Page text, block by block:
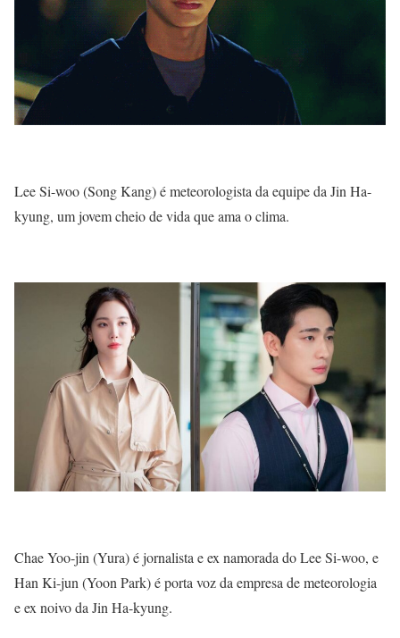
Lee Si-woo (Song Kang) é meteorologista da equipe da Jin Ha-
kyung, um jovem cheio de vida que ama o clima.
Chae Yoo-jin (Yura) é jornalista e ex namorada do Lee Si-woo, e
Han Ki-jun (Yoon Park) é porta voz da empresa de meteorologia
e ex noivo da Jin Ha-kyung.